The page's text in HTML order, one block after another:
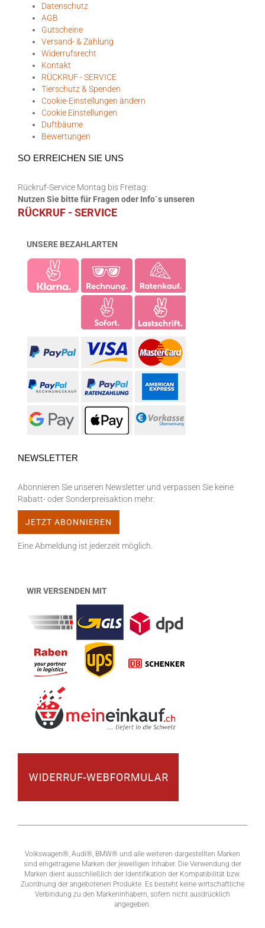
Datenschutz
AGB
Gutscheine
Versand- & Zahlung
Widerrufsrecht
Kontakt
RÜCKRUF - SERVICE
Tierschutz & Spenden
Cookie-Einstellungen ändern
Cookie Einstellungen
Duftbäume
Bewertungen
SO ERREICHEN SIE UNS
Rückruf-Service Montag bis Freitag:
Nutzen Sie bitte für Fragen oder Info`s unseren
RÜCKRUF - SERVICE
UNSERE BEZAHLARTEN
NEWSLETTER
Abonnieren Sie unseren Newsletter und verpassen Sie keine
Rabatt- oder Sonderpreisaktion mehr.
Eine Abmeldung ist jederzeit möglich.
WIR VERSENDEN MIT
Volkswagen®, Audi®, BMW® und alle weiteren dargestellten Marken
sind eingetragene Marken der jeweiligen Inhaber. Die Verwendung der
Marken dient ausschließlich der Identifikation der Kompatibilität bzw.
Zuordnung der angebotenen Produkte. Es besteht keine wirtschaftliche
Verbindung zu den Markeninhabern, sofern nicht ausdrücklich
angegeben.